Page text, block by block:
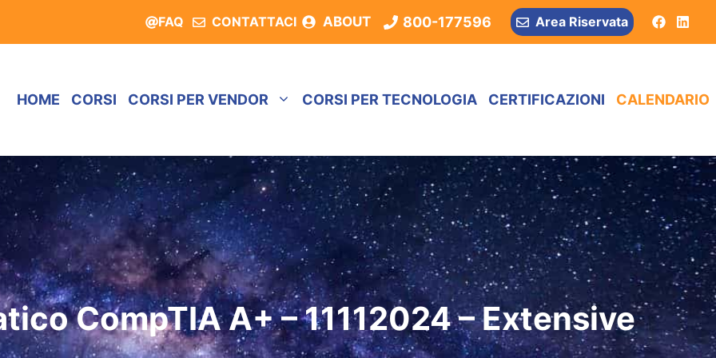
FAQ CONTATTACI ABOUT 800-177596 Area Riservata
HOME CORSI CORSI PER VENDOR CORSI PER TECNOLOGIA CERTIFICAZIONI CALENDARIO
CompTIA A+ – 11112024 – Extensive